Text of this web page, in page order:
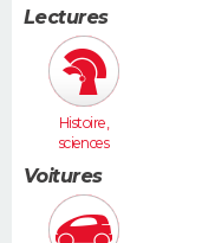
Lectures
Histoire,
sciences
humaines
Voitures